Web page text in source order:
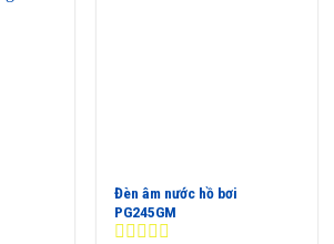
Đèn âm nước hồ bơi
PG245GM